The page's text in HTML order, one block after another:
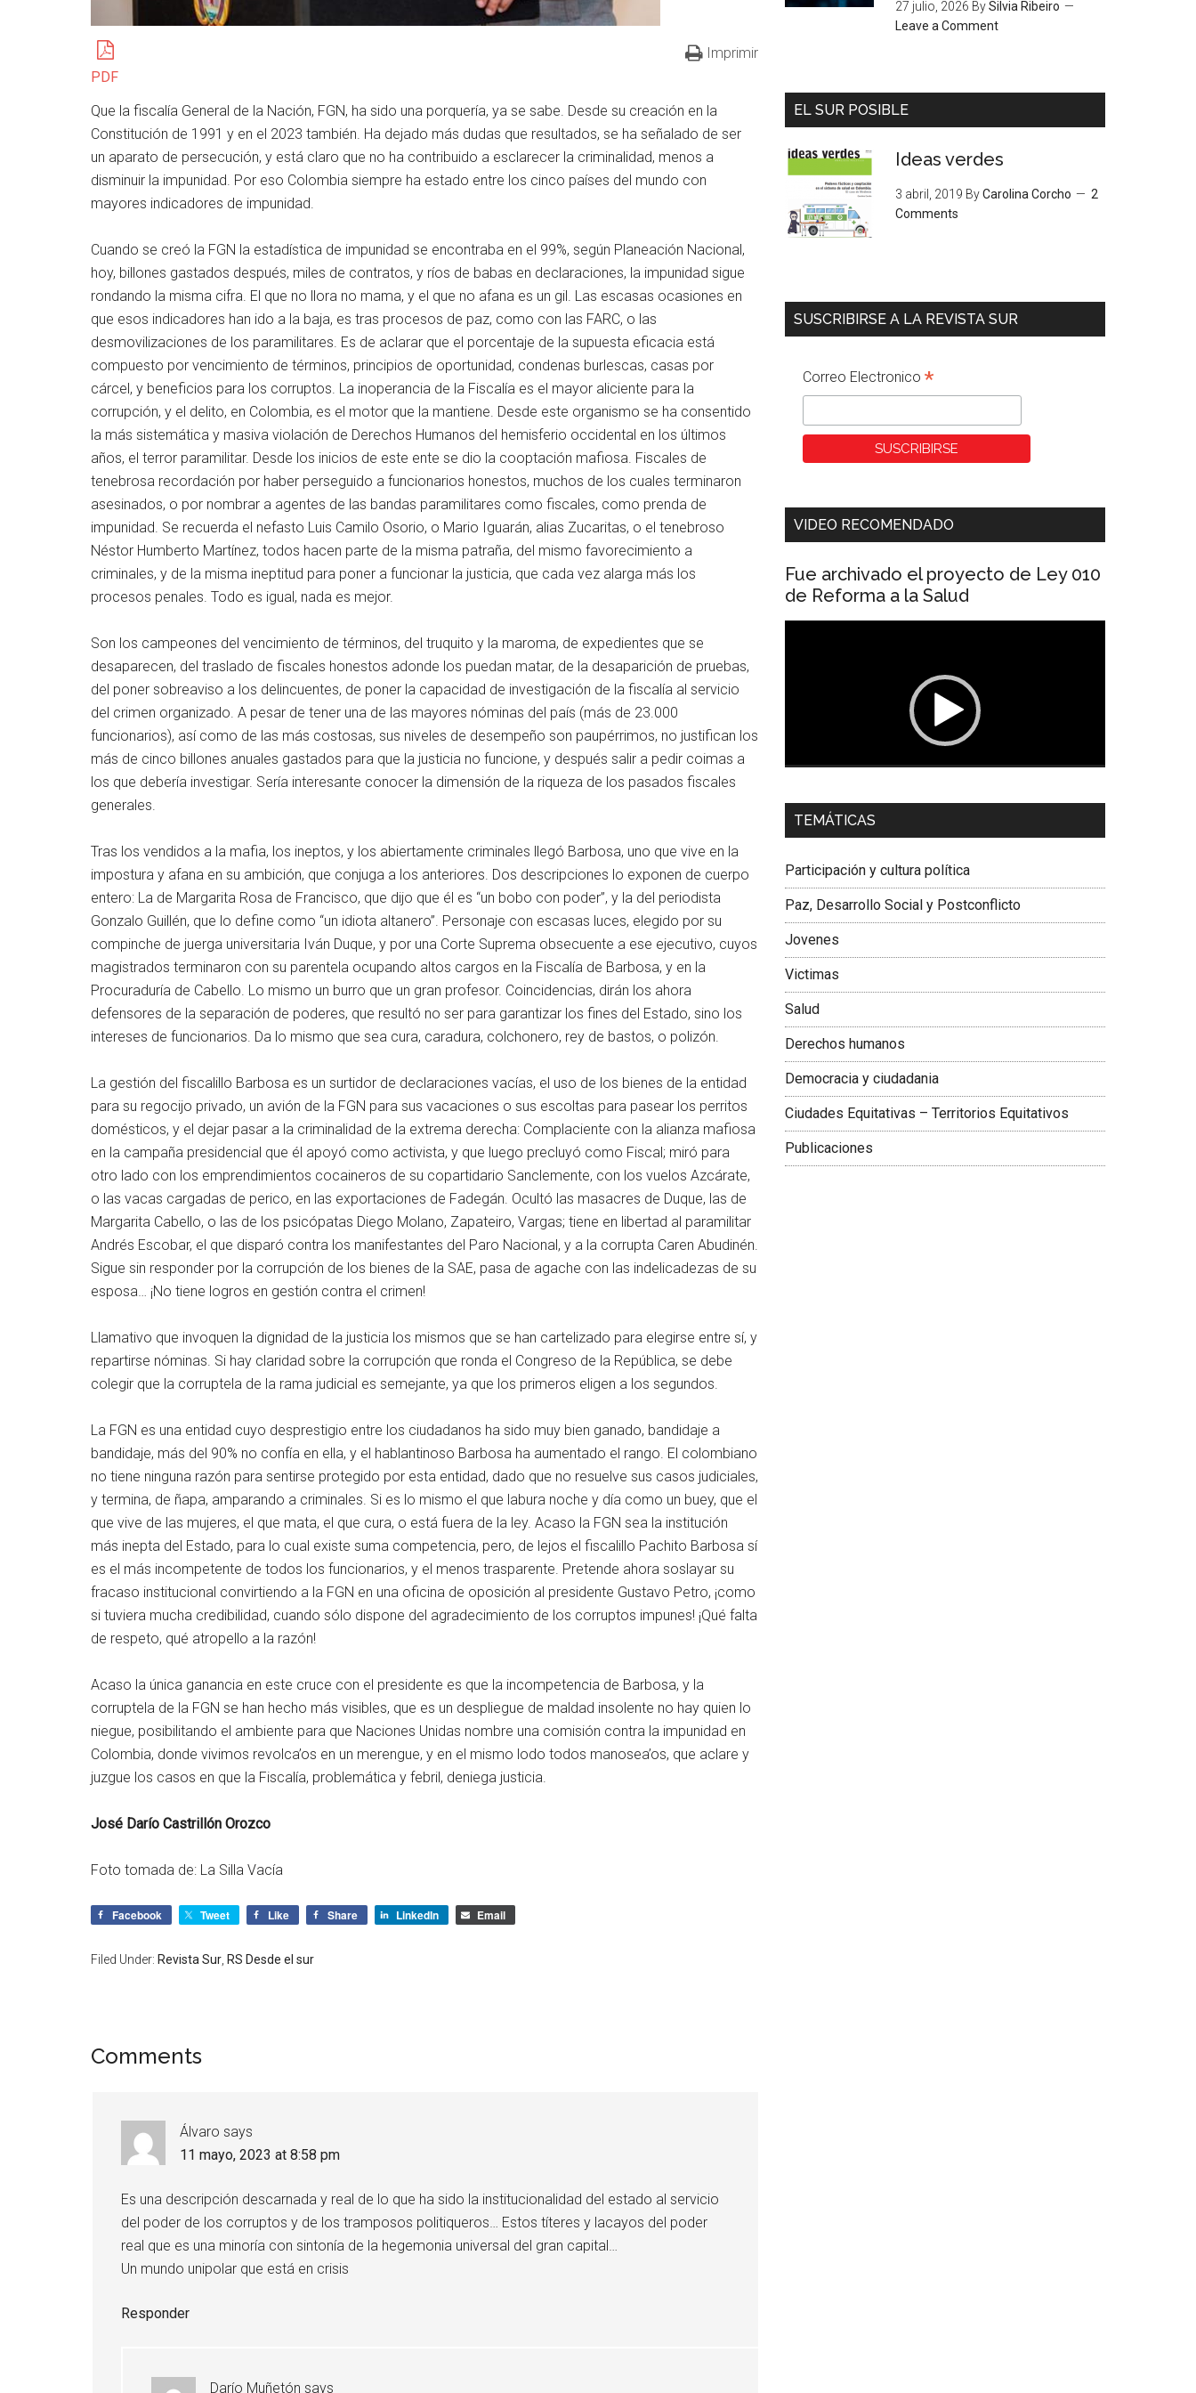
PDF
Imprimir
Que la fiscalía General de la Nación, FGN, ha sido una porquería, ya se sabe. Desde su creación en la
Constitución de 1991 y en el 2023 también. Ha dejado más dudas que resultados, se ha señalado de ser
un aparato de persecución, y está claro que no ha contribuido a esclarecer la criminalidad, menos a
disminuir la impunidad. Por eso Colombia siempre ha estado entre los cinco países del mundo con
mayores indicadores de impunidad.
Cuando se creó la FGN la estadística de impunidad se encontraba en el 99%, según Planeación Nacional,
hoy, billones gastados después, miles de contratos, y ríos de babas en declaraciones, la impunidad sigue
rondando la misma cifra. El que no llora no mama, y el que no afana es un gil. Las escasas ocasiones en
que esos indicadores han ido a la baja, es tras procesos de paz, como con las FARC, o las
desmovilizaciones de los paramilitares. Es de aclarar que el porcentaje de la supuesta eficacia está
compuesto por vencimiento de términos, principios de oportunidad, condenas burlescas, casas por
cárcel, y beneficios para los corruptos. La inoperancia de la Fiscalía es el mayor aliciente para la
corrupción, y el delito, en Colombia, es el motor que la mantiene. Desde este organismo se ha consentido
la más sistemática y masiva violación de Derechos Humanos del hemisferio occidental en los últimos
años, el terror paramilitar. Desde los inicios de este ente se dio la cooptación mafiosa. Fiscales de
tenebrosa recordación por haber perseguido a funcionarios honestos, muchos de los cuales terminaron
asesinados, o por nombrar a agentes de las bandas paramilitares como fiscales, como prenda de
impunidad. Se recuerda el nefasto Luis Camilo Osorio, o Mario Iguarán, alias Zucaritas, o el tenebroso
Néstor Humberto Martínez, todos hacen parte de la misma patraña, del mismo favorecimiento a
criminales, y de la misma ineptitud para poner a funcionar la justicia, que cada vez alarga más los
procesos penales. Todo es igual, nada es mejor.
Son los campeones del vencimiento de términos, del truquito y la maroma, de expedientes que se
desaparecen, del traslado de fiscales honestos adonde los puedan matar, de la desaparición de pruebas,
del poner sobreaviso a los delincuentes, de poner la capacidad de investigación de la fiscalía al servicio
del crimen organizado. A pesar de tener una de las mayores nóminas del país (más de 23.000
funcionarios), así como de las más costosas, sus niveles de desempeño son paupérrimos, no justifican los
más de cinco billones anuales gastados para que la justicia no funcione, y después salir a pedir coimas a
los que debería investigar. Sería interesante conocer la dimensión de la riqueza de los pasados fiscales
generales.
Tras los vendidos a la mafia, los ineptos, y los abiertamente criminales llegó Barbosa, uno que vive en la
impostura y afana en su ambición, que conjuga a los anteriores. Dos descripciones lo exponen de cuerpo
entero: La de Margarita Rosa de Francisco, que dijo que él es “un bobo con poder”, y la del periodista
Gonzalo Guillén, que lo define como “un idiota altanero”. Personaje con escasas luces, elegido por su
compinche de juerga universitaria Iván Duque, y por una Corte Suprema obsecuente a ese ejecutivo, cuyos
magistrados terminaron con su parentela ocupando altos cargos en la Fiscalía de Barbosa, y en la
Procuraduría de Cabello. Lo mismo un burro que un gran profesor. Coincidencias, dirán los ahora
defensores de la separación de poderes, que resultó no ser para garantizar los fines del Estado, sino los
intereses de funcionarios. Da lo mismo que sea cura, caradura, colchonero, rey de bastos, o polizón.
La gestión del fiscalillo Barbosa es un surtidor de declaraciones vacías, el uso de los bienes de la entidad
para su regocijo privado, un avión de la FGN para sus vacaciones o sus escoltas para pasear los perritos
domésticos, y el dejar pasar a la criminalidad de la extrema derecha: Complaciente con la alianza mafiosa
en la campaña presidencial que él apoyó como activista, y que luego precluyó como Fiscal; miró para
otro lado con los emprendimientos cocaineros de su copartidario Sanclemente, con los vuelos Azcárate,
o las vacas cargadas de perico, en las exportaciones de Fadegán. Ocultó las masacres de Duque, las de
Margarita Cabello, o las de los psicópatas Diego Molano, Zapateiro, Vargas; tiene en libertad al paramilitar
Andrés Escobar, el que disparó contra los manifestantes del Paro Nacional, y a la corrupta Caren Abudinén.
Sigue sin responder por la corrupción de los bienes de la SAE, pasa de agache con las indelicadezas de su
esposa… ¡No tiene logros en gestión contra el crimen!
Llamativo que invoquen la dignidad de la justicia los mismos que se han cartelizado para elegirse entre sí, y
repartirse nóminas. Si hay claridad sobre la corrupción que ronda el Congreso de la República, se debe
colegir que la corruptela de la rama judicial es semejante, ya que los primeros eligen a los segundos.
La FGN es una entidad cuyo desprestigio entre los ciudadanos ha sido muy bien ganado, bandidaje a
bandidaje, más del 90% no confía en ella, y el hablantinoso Barbosa ha aumentado el rango. El colombiano
no tiene ninguna razón para sentirse protegido por esta entidad, dado que no resuelve sus casos judiciales,
y termina, de ñapa, amparando a criminales. Si es lo mismo el que labura noche y día como un buey, que el
que vive de las mujeres, el que mata, el que cura, o está fuera de la ley. Acaso la FGN sea la institución
más inepta del Estado, para lo cual existe suma competencia, pero, de lejos el fiscalillo Pachito Barbosa sí
es el más incompetente de todos los funcionarios, y el menos trasparente. Pretende ahora soslayar su
fracaso institucional convirtiendo a la FGN en una oficina de oposición al presidente Gustavo Petro, ¡como
si tuviera mucha credibilidad, cuando sólo dispone del agradecimiento de los corruptos impunes! ¡Qué falta
de respeto, qué atropello a la razón!
Acaso la única ganancia en este cruce con el presidente es que la incompetencia de Barbosa, y la
corruptela de la FGN se han hecho más visibles, que es un despliegue de maldad insolente no hay quien lo
niegue, posibilitando el ambiente para que Naciones Unidas nombre una comisión contra la impunidad en
Colombia, donde vivimos revolca’os en un merengue, y en el mismo lodo todos manosea’os, que aclare y
juzgue los casos en que la Fiscalía, problemática y febril, deniega justicia.
José Darío Castrillón Orozco
Foto tomada de: La Silla Vacía
Facebook Tweet Like Share LinkedIn Email
Filed Under: Revista Sur RS Desde el sur
Comments
Álvaro says
11 mayo, 2023 at 8:58 pm
Es una descripción descarnada y real de lo que ha sido la institucionalidad del estado al servicio
del poder de los corruptos y de los tramposos politiqueros… Estos títeres y lacayos del poder
real que es una minoría con sintonía de la hegemonia universal del gran capital…
Un mundo unipolar que está en crisis
Responder
Darío Muñetón says
27 julio, 2026 BySilvia Ribeiro
Leave a Comment
EL SUR POSIBLE
Ideas verdes
3 abril, 2019 ByCarolina Corcho
2
Comments
SUSCRIBIRSE A LA REVISTA SUR
Correo Electronico *
VIDEO RECOMENDADO
Fue archivado el proyecto de Ley 010
de Reforma a la Salud
Dra. Carolina Corcho Mejía,
Latinoamericana Sur, Vicepresidenta Federación
TEMÁTICAS
Participación y cultura política
Paz, Desarrollo Social y Postconflicto
Jovenes
Victimas
Salud
Derechos humanos
Democracia y ciudadania
Ciudades Equitativas – Territorios Equitativos
Publicaciones